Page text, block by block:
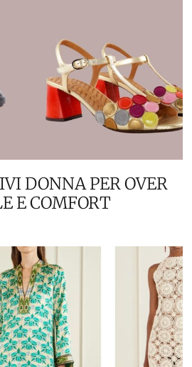
DONNA PER OVER
E COMFORT